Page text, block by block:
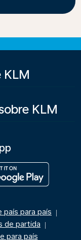
KLM
KLM
país para país |
de partida |
para país